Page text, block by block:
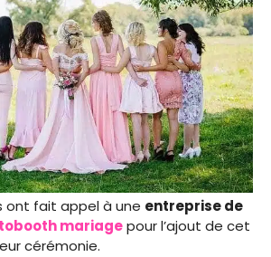
ont fait appel à une entreprise de
mariagepour l’ajout de cet
cérémonie.